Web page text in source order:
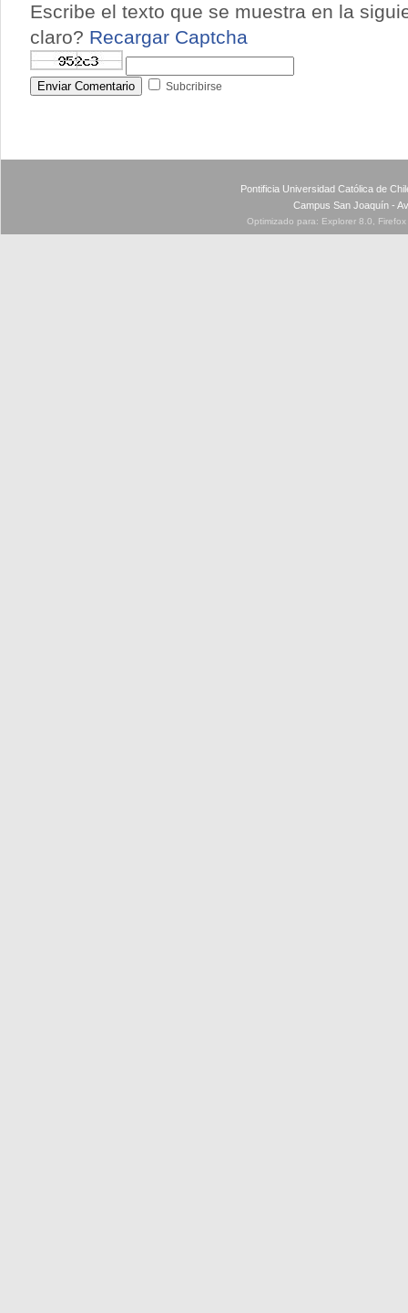
Escribe el texto que se muestra en la
claro? Recargar Captcha
Enviar Comentario Subcribirse
Pontificia Universidad Católica de
Campus San Joaquín -
Optimizado para: Explorer 8.0,